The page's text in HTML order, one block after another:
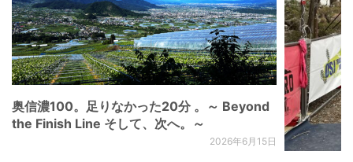
奥信濃100。足りなかった20分 。～ Beyond
the Finish Line そして、次へ。～
2026年6月15日